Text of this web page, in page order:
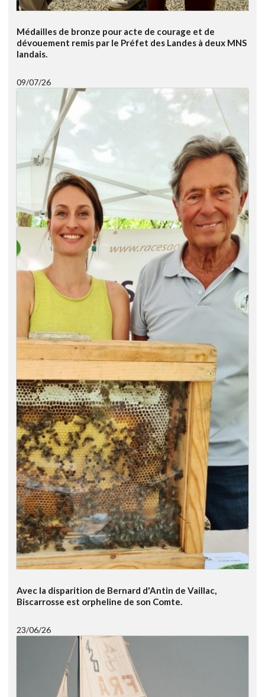
Médailles de bronze pour acte de courage et de
dévouement remis par le Préfet des Landes à deux MNS
landais.
09/07/26
Avec la disparition de Bernard d'Antin de Vaillac,
Biscarrosse est orpheline de son Comte.
23/06/26